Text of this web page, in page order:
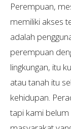
Perempuan,
memiliki akses
adalah
perempuan
lingkungan, itu
atau tanah itu
kehidupan.
tapi kami